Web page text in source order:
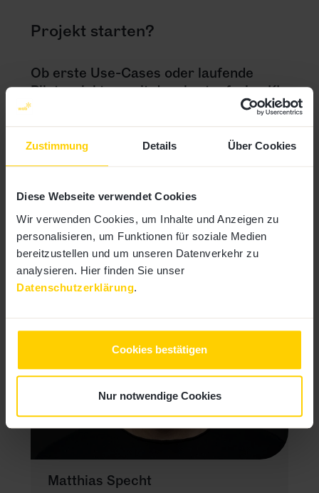
Zustimmung Details Über Cookies
Diese Webseite verwendet Cookies
Wir verwenden Cookies, um Inhalte und Anzeigen zu
personalisieren, um Funktionen für soziale Medien
bereitzustellen und um unseren Datenverkehr zu
analysieren. Hier finden Sie unser
Datenschutzerklärung.
Cookies bestätigen
Nur notwendige Cookies
Projekt starten?
Ob erste Use-Cases oder laufende
Pilotprojekte – mit dem kostenfreien KI
Assessment analysieren wir eure
Ausgangslage und zeigen konkrete
Wege zur strategischen Nutzung von KI
im B2B-Marketing.
Matthias Specht